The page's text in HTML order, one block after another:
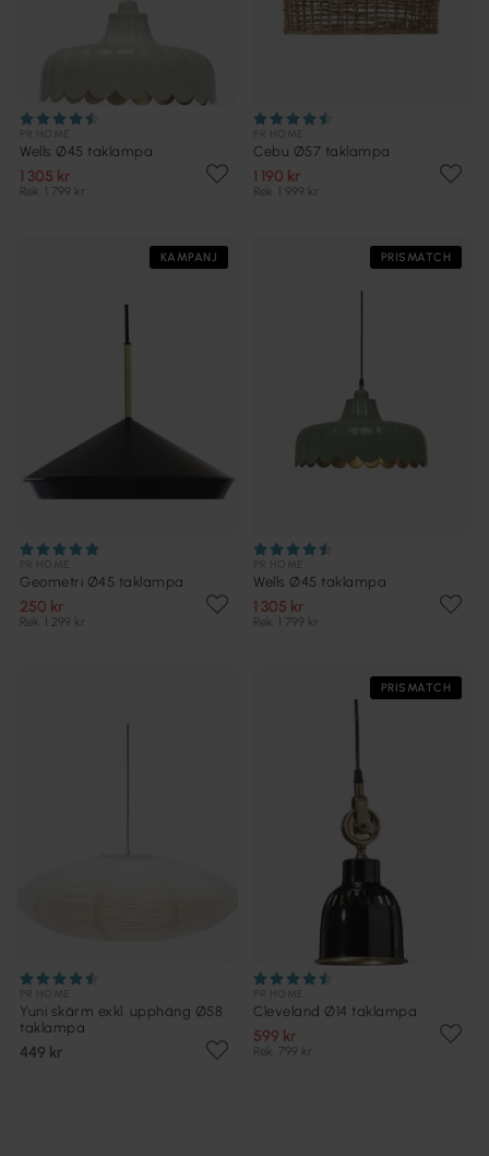
Wells Ø45 taklampa
1 305 kr
Rek. 1 799 kr
Cebu Ø57 taklampa
1 190 kr
Rek. 1 999 kr
KAMPANJ
Geometri Ø45 taklampa
250 kr
Rek. 1 299 kr
PRISMATCH
Wells Ø45 taklampa
1 305 kr
Rek. 1 799 kr
Yuni skärm exkl. upphäng Ø58
taklampa
449 kr
PRISMATCH
Cleveland Ø14 taklampa
599 kr
Rek. 799 kr